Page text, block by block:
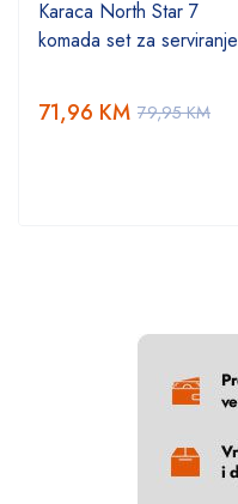
Karaca North Star 7
komada set za serviranje
79,95KM
71,96 KM